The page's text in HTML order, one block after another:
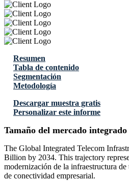
Resumen
Tabla de contenido
Segmentación
Metodología
Descargar muestra gratis
Personalizar este informe
Tamaño del mercado
The Global Integrated Telecom
Billion by 2034. This trajectory
modernización de la infraestructura
de conectividad empresarial.